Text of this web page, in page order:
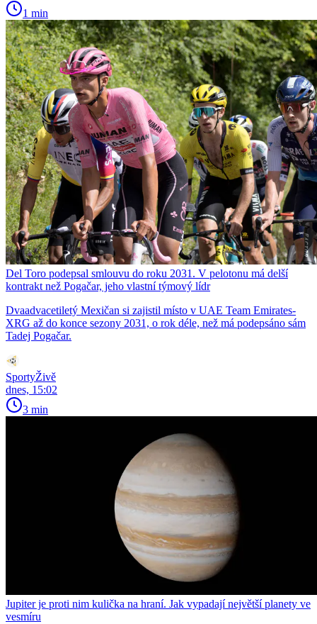
1 min
Del Toro podepsal smlouvu do roku 2031. V pelotonu má delší
kontrakt než Pogačar, jeho vlastní týmový lídr
Dvaadvacetiletý Mexičan si zajistil místo v UAE Team Emirates-
XRG až do konce sezony 2031, o rok déle, než má podepsáno sám
Tadej Pogačar.
SportyŽivě
dnes, 15:02
3 min
Jupiter je proti nim kulička na hraní. Jak vypadají největší planety ve
vesmíru